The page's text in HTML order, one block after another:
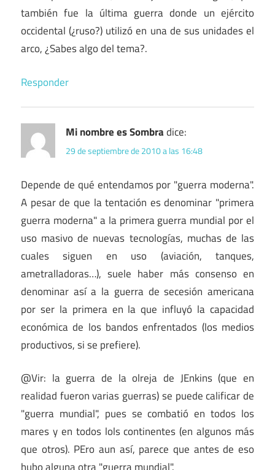
también fue la última guerra donde un ejército
occidental (¿ruso?) utilizó en una de sus unidades el
arco, ¿Sabes algo del tema?.
Responder
Mi nombre es Sombradice:
29 de septiembre de 2010 a las 16:48
Depende de qué entendamos por "guerra moderna".
A pesar de que la tentación es denominar "primera
guerra moderna" a la primera guerra mundial por el
uso masivo de nuevas tecnologías, muchas de las
cuales siguen en uso (aviación, tanques,
ametralladoras…), suele haber más consenso en
denominar así a la guerra de secesión americana
por ser la primera en la que influyó la capacidad
económica de los bandos enfrentados (los medios
productivos, si se prefiere).
@Vir: la guerra de la olreja de JEnkins (que en
realidad fueron varias guerras) se puede calificar de
"guerra mundial", pues se combatió en todos los
mares y en todos lols continentes (en algunos más
que otros). PEro aun así, parece que antes de eso